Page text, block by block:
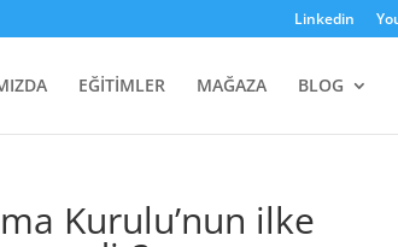
Linkedin
EĞİTİMLER MAĞAZA BLOG
Kurulu’nun ilke